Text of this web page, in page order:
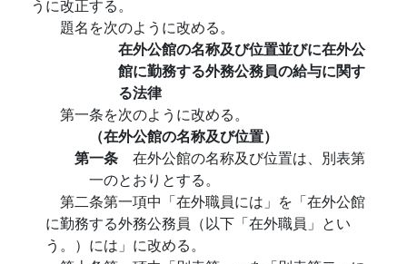
うに改正する。
題名を次のように改める。
在外公館の名称及び位置並びに在外公
館に勤務する外務公務員の給与に関す
る法律
第一条を次のように改める。
（在外公館の名称及び位置）
第一条 在外公館の名称及び位置は、別表第
一のとおりとする。
第二条第一項中「在外職員には」を「在外公館
に勤務する外務公務員（以下「在外職員」とい
う。）には」に改める。